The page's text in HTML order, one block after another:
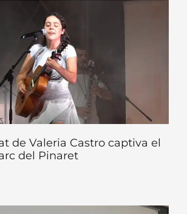
de Valeria Castro captiva el
del Pinaret